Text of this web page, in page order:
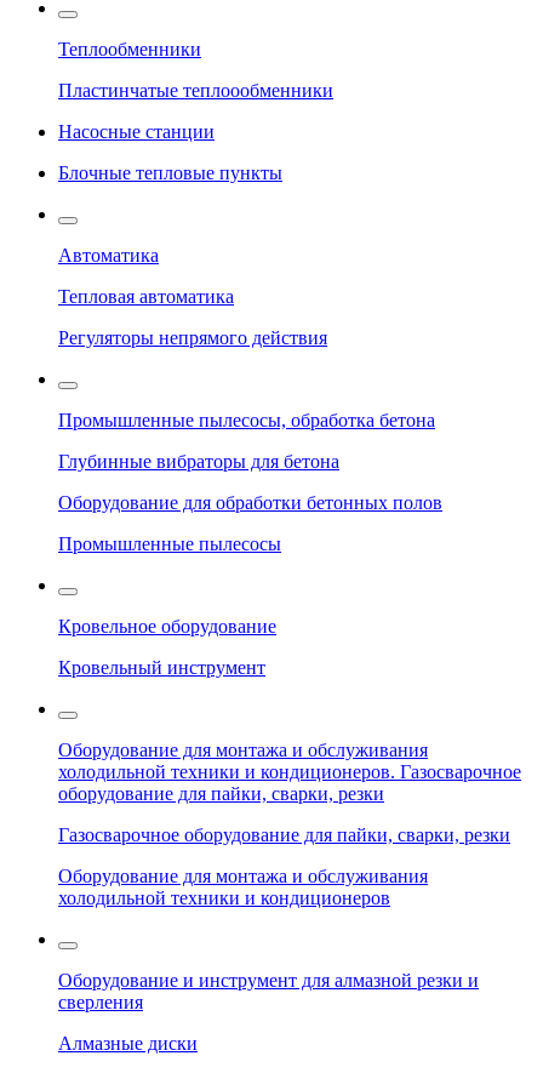
Теплообменники
Пластинчатые теплоообменники
Насосные станции
Блочные тепловые пункты
Автоматика
Тепловая автоматика
Регуляторы непрямого действия
Промышленные пылесосы, обработка бетона
Глубинные вибраторы для бетона
Оборудование для обработки бетонных полов
Промышленные пылесосы
Кровельное оборудование
Кровельный инструмент
Оборудование для монтажа и обслуживания
холодильной техники и кондиционеров. Газосварочное
оборудование для пайки, сварки, резки
Газосварочное оборудование для пайки, сварки, резки
Оборудование для монтажа и обслуживания
холодильной техники и кондиционеров
Оборудование и инструмент для алмазной резки и
сверления
Алмазные диски